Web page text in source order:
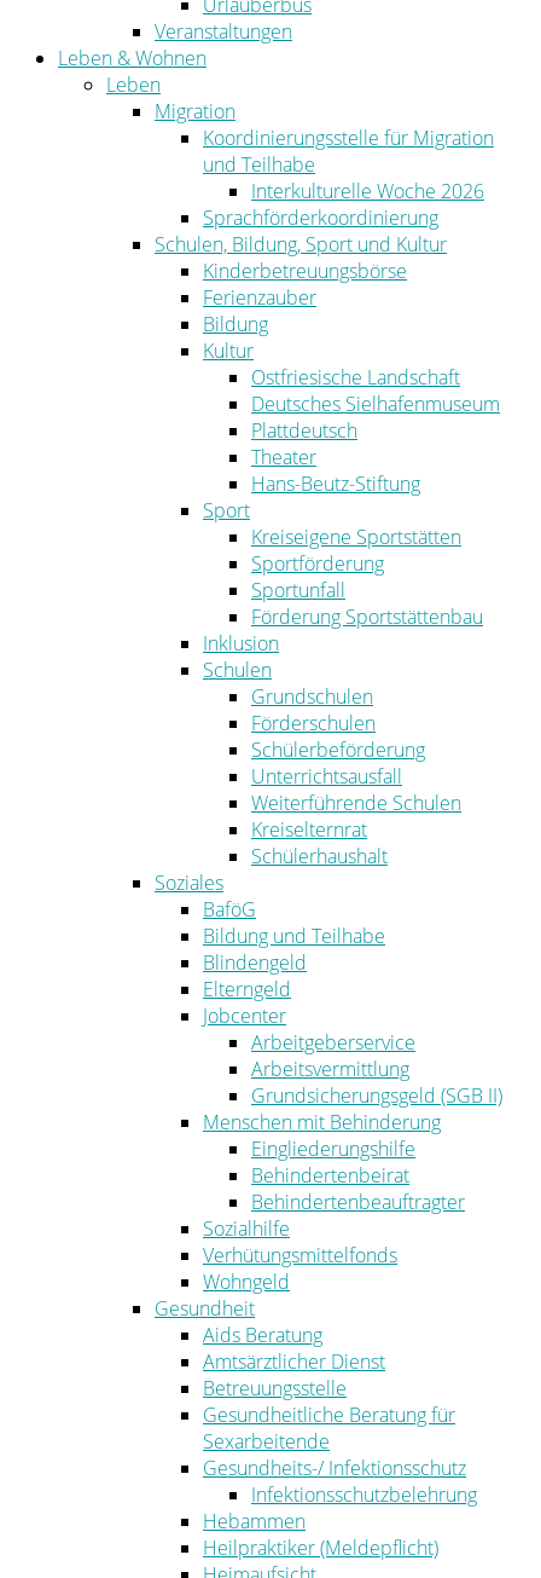
Veranstaltungen
Leben & Wohnen
Leben
Migration
Koordinierungsstelle für Migration
und Teilhabe
Interkulturelle Woche 2026
Sprachförderkoordinierung
Schulen, Bildung, Sport und Kultur
Kinderbetreuungsbörse
Ferienzauber
Bildung
Kultur
Ostfriesische Landschaft
Deutsches Sielhafenmuseum
Plattdeutsch
Theater
Hans-Beutz-Stiftung
Sport
Kreiseigene Sportstätten
Sportförderung
Sportunfall
Förderung Sportstättenbau
Inklusion
Schulen
Grundschulen
Förderschulen
Schülerbeförderung
Unterrichtsausfall
Weiterführende Schulen
Kreiselternrat
Schülerhaushalt
Soziales
BaföG
Bildung und Teilhabe
Blindengeld
Elterngeld
Jobcenter
Arbeitgeberservice
Arbeitsvermittlung
Grundsicherungsgeld (SGB II)
Menschen mit Behinderung
Eingliederungshilfe
Behindertenbeirat
Behindertenbeauftragter
Sozialhilfe
Verhütungsmittelfonds
Wohngeld
Gesundheit
Aids Beratung
Amtsärztlicher Dienst
Betreuungsstelle
Gesundheitliche Beratung für
Sexarbeitende
Gesundheits-/ Infektionsschutz
Infektionsschutzbelehrung
Hebammen
Heilpraktiker (Meldepflicht)